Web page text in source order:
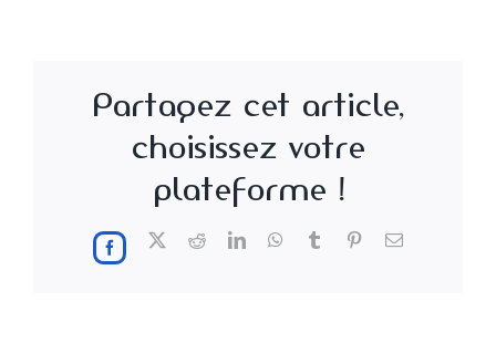
Partagez cet article,
choisissez votre
plateforme !
Facebook RedditLinkedInWhatsApp
Tumblr PinterestEmail